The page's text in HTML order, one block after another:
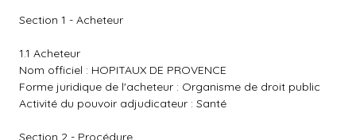
Section 1 - Acheteur
1.1 Acheteur
Nom officiel : HOPITAUX DE PROVENCE
Forme juridique de l'acheteur : Organisme de droit public
Activité du pouvoir adjudicateur : Santé
Section 2 - Procédure